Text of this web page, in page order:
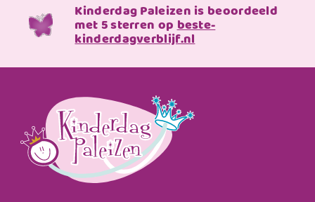
Kinderdag Paleizen is beoordeeld
met 5 sterren opbeste-
kinderdagverblijf.nl